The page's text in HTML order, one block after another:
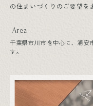
の住まいづくりのご要望を
Area
千葉県市川市を中心に、浦安
す。